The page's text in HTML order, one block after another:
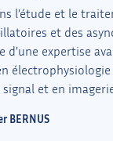
l’étude et le
et des
d’une expertise
et en
BERNUS